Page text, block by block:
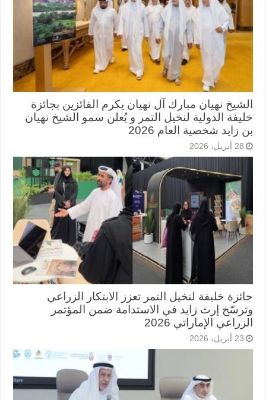
الشيخ نهيان مبارك آل نهيان يكرم الفائزين بجائزة
خليفة الدولية لنخيل التمر و يُعلن سمو الشيخ نهيان
بن زايد شخصية العام 2026
28 أبريل، 2026
جائزة خليفة لنخيل التمر تعزز الابتكار الزراعي
وترسّخ إرث زايد في الاستدامة ضمن المؤتمر
الزراعي الإماراتي 2026
23 أبريل، 2026